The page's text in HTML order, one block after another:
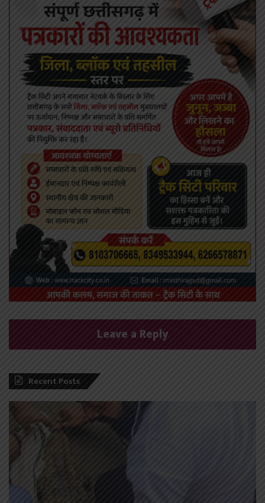
Leave a Reply
Recent Posts